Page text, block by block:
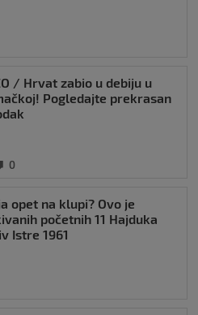
/ Hrvat zabio u debiju u
Pogledajte prekrasan
0
opet na klupi? Ovo je
početnih 11 Hajduka
Istre 1961